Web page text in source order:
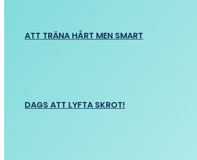
ATT TRÄNA HÅRT MEN SMART
DAGS ATT LYFTA SKROT!